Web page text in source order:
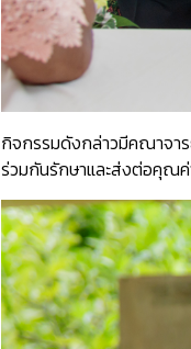
กิจกรรมดังกล่าวมีคณาจา
ร่วมกันรักษาและส่งต่อคุณค่